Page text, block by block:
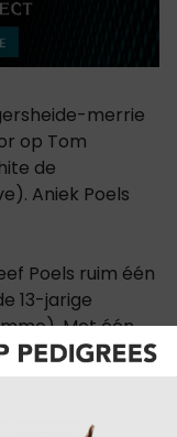
merrie
op Tom
de
Aniek Poels
Poels ruim één
13-jarige
Met één
de
Olympic van de